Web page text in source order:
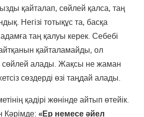
қайталап, сөйлей қалса, таң
Негізі тотықұс та, басқа
таң қалуы керек. Себебі
қайталамайды, ол
сөйлей алады. Жақсы не жаман
сөздерді өзі таңдай алады.
қадірі жөнінде айтып өтейік.
Кәрімде: «Ер немесе әйел